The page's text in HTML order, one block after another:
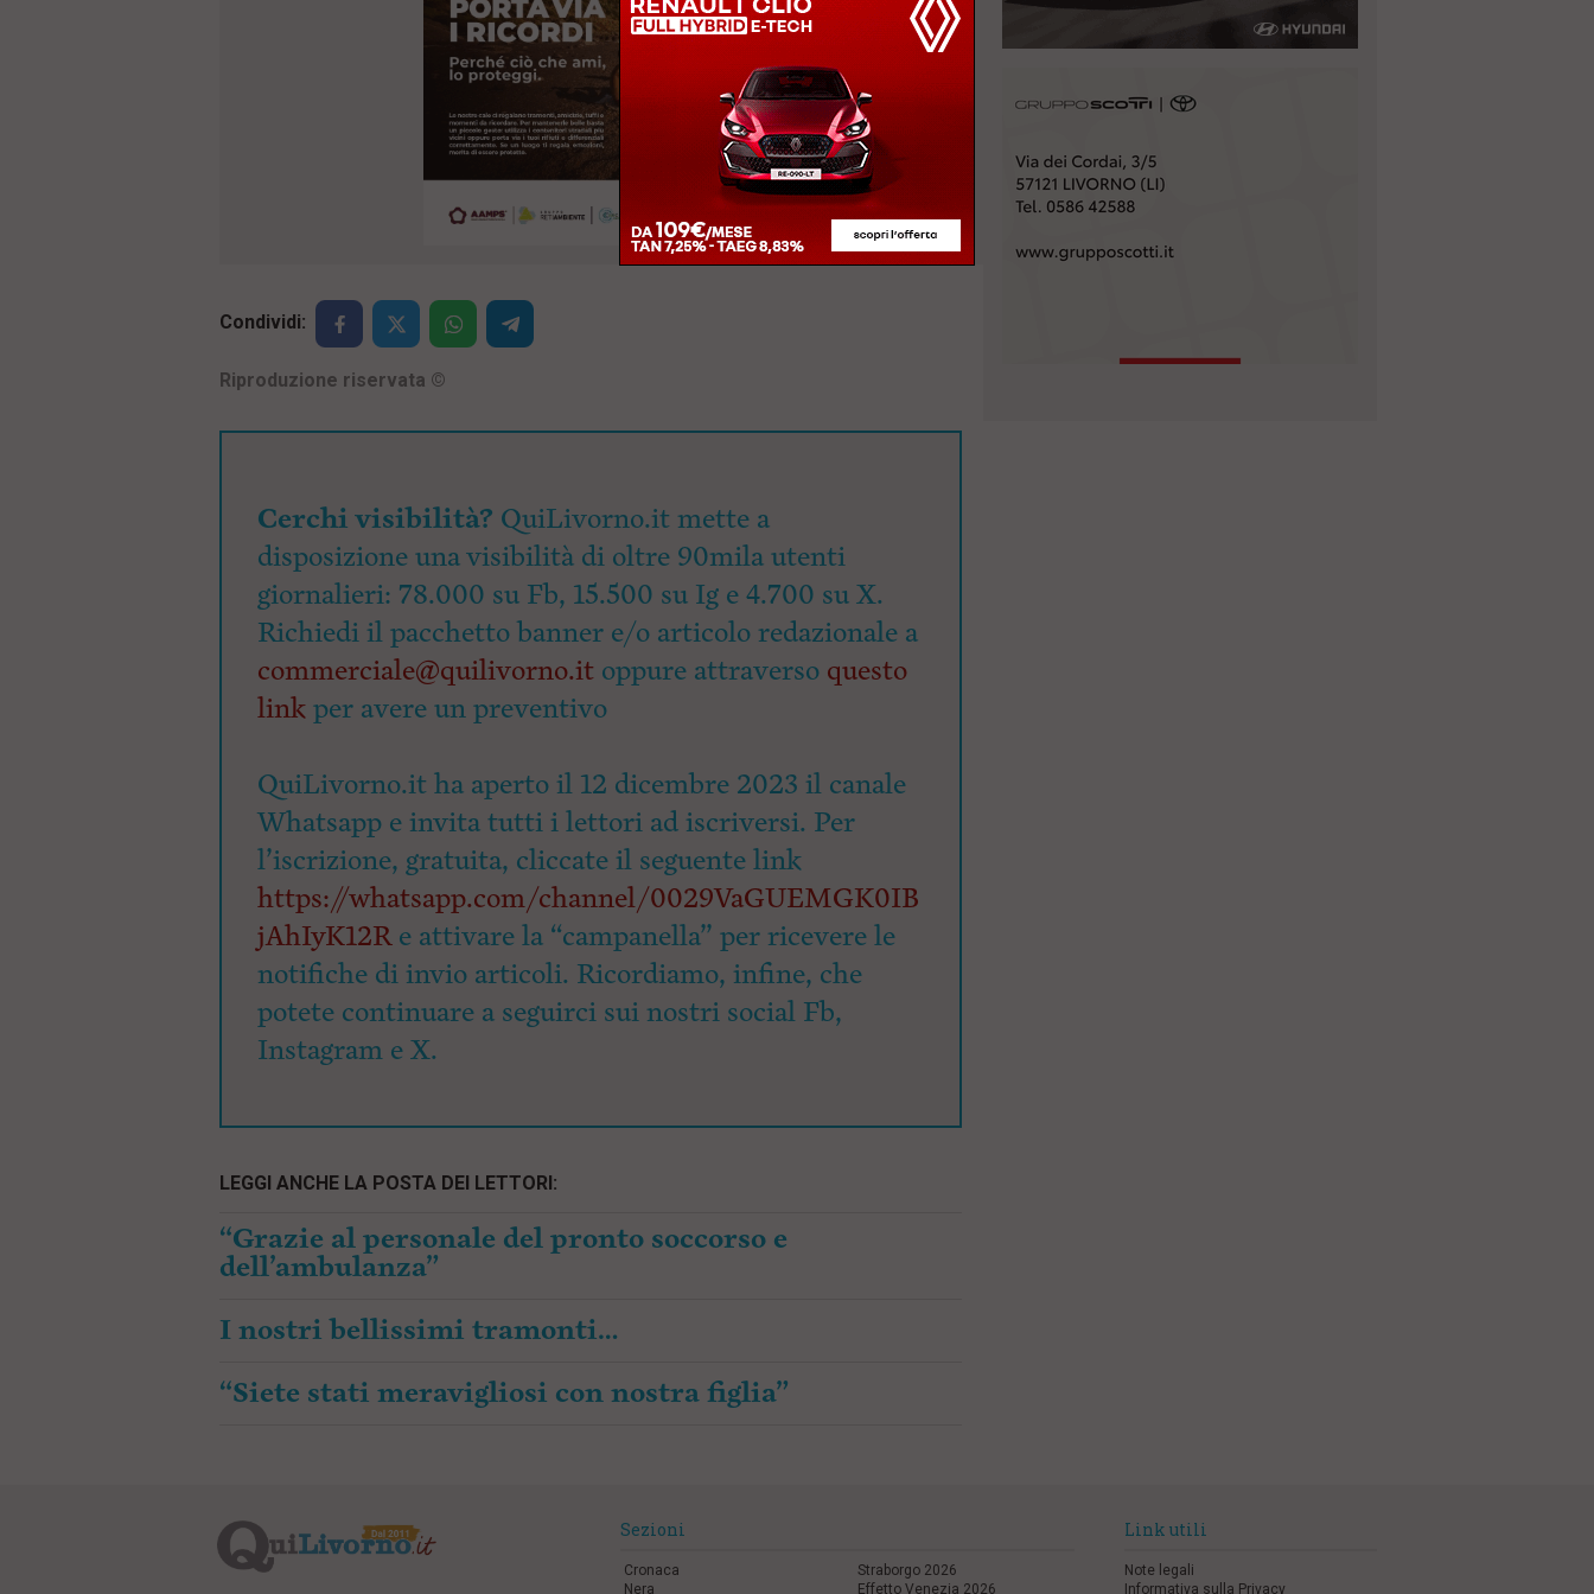
Condividi:
Riproduzione riservata ©
Cerchi visibilità? QuiLivorno.it mette a
disposizione una visibilità di oltre 90mila utenti
giornalieri: 78.000 su Fb, 15.500 su Ig e 4.700 su X.
Richiedi il pacchetto banner e/o articolo redazionale a
commerciale@quilivorno.it oppure attraverso questo
linkper avere un preventivo
QuiLivorno.it ha aperto il 12 dicembre 2023 il canale
Whatsapp e invita tutti i lettori ad iscriversi. Per
l’iscrizione, gratuita, cliccate il seguente link
https://whatsapp.com/channel/0029VaGUEMGK0IB
jAhIyK12Re attivare la “campanella” per ricevere le
notifiche di invio articoli. Ricordiamo, infine, che
potete continuare a seguirci sui nostri social Fb,
Instagram e X.
LEGGI ANCHE LA POSTA DEI LETTORI:
“Grazie al personale del pronto soccorso e
dell’ambulanza”
I nostri bellissimi tramonti…
“Siete stati meravigliosi con nostra figlia”
Sezioni
Cronaca
Nera
Straborgo 2026
Effetto Venezia 2026
Link utili
Note legali
Informativa sulla Privacy